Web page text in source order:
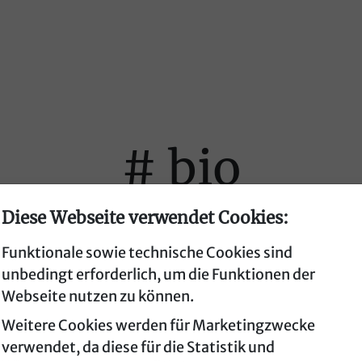
Diese Webseite verwendet Cookies:
Funktionale sowie technische Cookies sind
unbedingt erforderlich, um die Funktionen der
Webseite nutzen zu können.
Weitere Cookies werden für Marketingzwecke
verwendet, da diese für die Statistik und
# bio